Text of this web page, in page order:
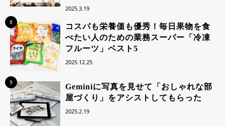
2025.3.19
8
コスパも栄養価も優秀！毎日果物を食
べたい人のための業務スーパー「冷凍
フルーツ」ベスト5
2025.12.25
9
Geminiに写真を見せて「おしゃれな部
屋づくり」をアシストしてもらった
2025.2.19